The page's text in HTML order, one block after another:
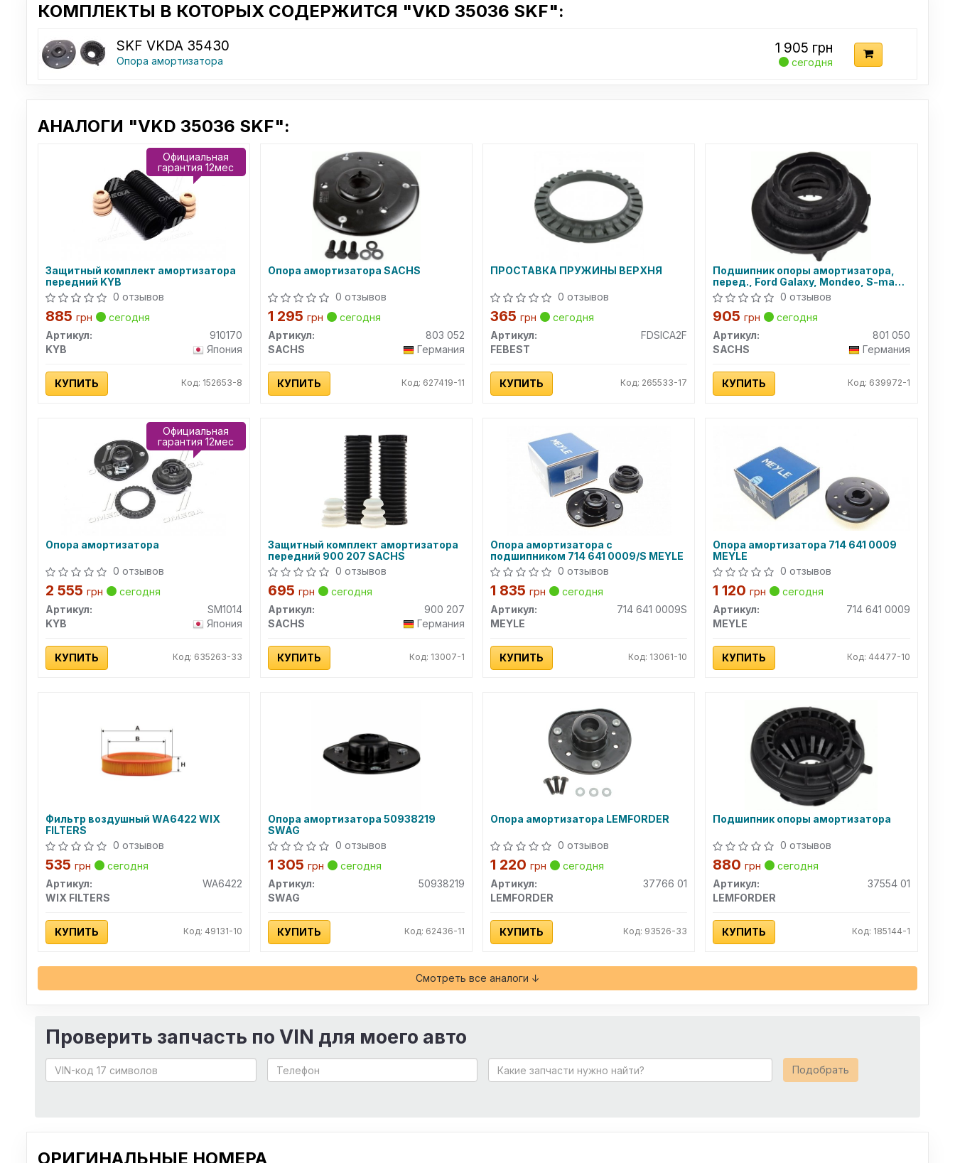
КОМПЛЕКТЫ В КОТОРЫХ СОДЕРЖИТСЯ "VKD 35036 SKF":
SKF VKDA 35430
Опора амортизатора
1 905 грн
сегодня
АНАЛОГИ "VKD 35036 SKF":
Защитный комплект амортизатора
передний KYB
0 отзывов
885 грн
сегодня
Артикул:
910170
KYB
Япония
КУПИТЬ Код: 152653-8
Официальная
гарантия 12мес
Опора амортизатора SACHS
0 отзывов
1 295 грн
сегодня
Артикул:
803 052
SACHS
Германия
КУПИТЬ Код: 627419-11
ПРОСТАВКА ПРУЖИНЫ ВЕРХНЯ
0 отзывов
365 грн
сегодня
Артикул:
FDSICA2F
FEBEST
КУПИТЬ Код: 265533-17
Подшипник опоры амортизатора,
перед., Ford Galaxy, Mondeo, S-max/
Volvo Xc70, Xc60, V70
0 отзывов
905грн
сегодня
Артикул:
801 050
SACHS
Германия
КУПИТЬ Код: 639972-1
Опора амортизатора
0 отзывов
2 555 грн
сегодня
Артикул:
SM1014
KYB
Япония
КУПИТЬ Код: 635263-33
Официальная
гарантия 12мес
Защитный комплект амортизатора
передний 900 207 SACHS
0 отзывов
695 грн
сегодня
Артикул:
900 207
SACHS
Германия
КУПИТЬ Код: 13007-1
Опора амортизатора с
подшипником 714 641 0009/S MEYLE
0 отзывов
1 835 грн
сегодня
Артикул:
714 641 0009S
MEYLE
КУПИТЬ Код: 13061-10
Опора амортизатора 714 641 0009
MEYLE
0 отзывов
1 120грн
сегодня
Артикул:
714 641 0009
MEYLE
КУПИТЬ Код: 44477-10
Фильтр воздушный WA6422 WIX
FILTERS
0 отзывов
535 грн
сегодня
Артикул:
WA6422
WIX FILTERS
КУПИТЬ Код: 49131-10
Опора амортизатора 50938219
SWAG
0 отзывов
1 305 грн
сегодня
Артикул:
50938219
SWAG
КУПИТЬ Код: 62436-11
Опора амортизатора LEMFORDER
0 отзывов
1 220 грн
сегодня
Артикул:
37766 01
LEMFORDER
КУПИТЬ Код: 93526-33
Подшипник опоры амортизатора
0 отзывов
880грн
сегодня
Артикул:
37554 01
LEMFORDER
КУПИТЬ Код: 185144-1
Смотреть все аналоги ↓
Проверить запчасть по VIN для моего авто
Подобрать
ОРИГИНАЛЬНЫЕ НОМЕРА